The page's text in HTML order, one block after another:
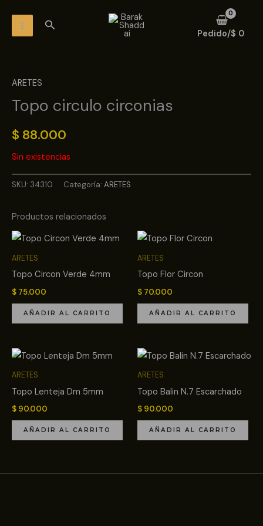
contenidoMENU
Buscar
Pedido/$ 0
ARETES
Topo circulo circonias
$ 88.000
Sin existencias
SKU: 34310 Categoría: ARETES
Productos relacionados
ARETES
Topo Circon Verde 4mm
$ 75.000
AÑADIR AL CARRITO
ARETES
Topo Flor Circon
$ 70.000
AÑADIR AL CARRITO
ARETES
Topo Lenteja Dm 5mm
$ 90.000
AÑADIR AL CARRITO
ARETES
Topo Balin N.7 Escarchado
$ 90.000
AÑADIR AL CARRITO